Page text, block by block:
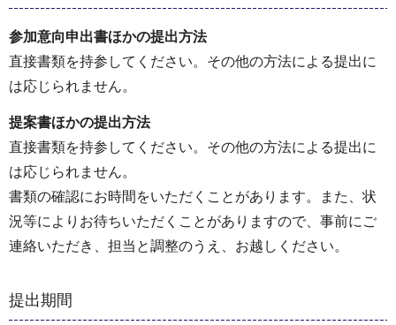
参加意向申出書ほかの提出方法
直接書類を持参してください。その他の方法による提出に
は応じられません。
提案書ほかの提出方法
直接書類を持参してください。その他の方法による提出に
は応じられません。
書類の確認にお時間をいただくことがあります。また、状
況等によりお待ちいただくことがありますので、事前にご
連絡いただき、担当と調整のうえ、お越しください。
提出期間